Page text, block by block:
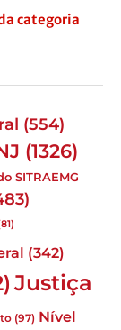
categoria
(554)
(1326)
SITRAEMG
(342)
Justiça
(97) Nível